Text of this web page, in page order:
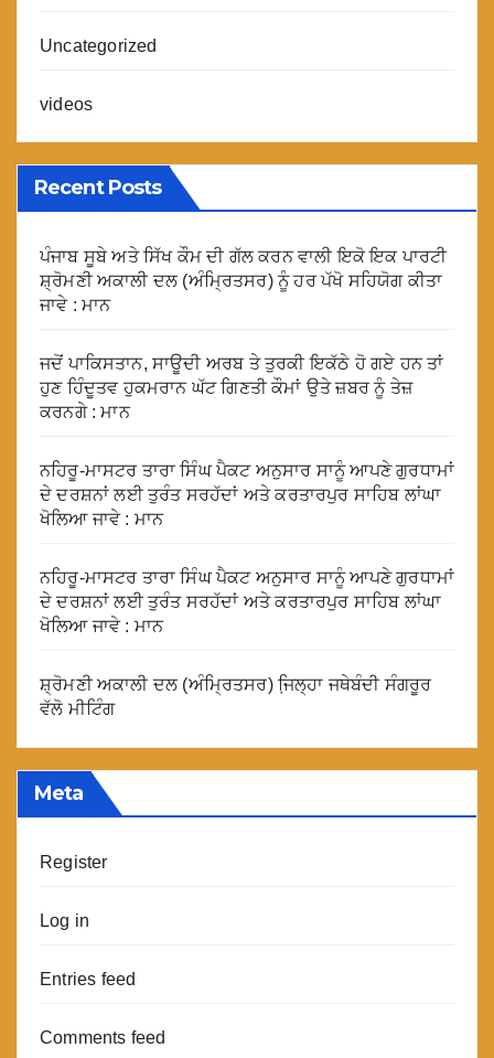
Uncategorized
videos
Recent Posts
ਪੰਜਾਬ ਸੂਬੇ ਅਤੇ ਸਿੱਖ ਕੌਮ ਦੀ ਗੱਲ ਕਰਨ ਵਾਲੀ ਇਕੋ ਇਕ ਪਾਰਟੀ
ਸ਼੍ਰੋਮਣੀ ਅਕਾਲੀ ਦਲ (ਅੰਮ੍ਰਿਤਸਰ) ਨੂੰ ਹਰ ਪੱਖੋ ਸਹਿਯੋਗ ਕੀਤਾ
ਜਾਵੇ : ਮਾਨ
ਜਦੋਂ ਪਾਕਿਸਤਾਨ, ਸਾਊਦੀ ਅਰਬ ਤੇ ਤੁਰਕੀ ਇਕੱਠੇ ਹੋ ਗਏ ਹਨ ਤਾਂ
ਹੁਣ ਹਿੰਦੂਤਵ ਹੁਕਮਰਾਨ ਘੱਟ ਗਿਣਤੀ ਕੌਮਾਂ ਉਤੇ ਜ਼ਬਰ ਨੂੰ ਤੇਜ਼
ਕਰਨਗੇ : ਮਾਨ
ਨਹਿਰੂ-ਮਾਸਟਰ ਤਾਰਾ ਸਿੰਘ ਪੈਕਟ ਅਨੁਸਾਰ ਸਾਨੂੰ ਆਪਣੇ ਗੁਰਧਾਮਾਂ
ਦੇ ਦਰਸ਼ਨਾਂ ਲਈ ਤੁਰੰਤ ਸਰਹੱਦਾਂ ਅਤੇ ਕਰਤਾਰਪੁਰ ਸਾਹਿਬ ਲਾਂਘਾ
ਖੋਲਿਆ ਜਾਵੇ : ਮਾਨ
ਨਹਿਰੂ-ਮਾਸਟਰ ਤਾਰਾ ਸਿੰਘ ਪੈਕਟ ਅਨੁਸਾਰ ਸਾਨੂੰ ਆਪਣੇ ਗੁਰਧਾਮਾਂ
ਦੇ ਦਰਸ਼ਨਾਂ ਲਈ ਤੁਰੰਤ ਸਰਹੱਦਾਂ ਅਤੇ ਕਰਤਾਰਪੁਰ ਸਾਹਿਬ ਲਾਂਘਾ
ਖੋਲਿਆ ਜਾਵੇ : ਮਾਨ
ਸ਼੍ਰੋਮਣੀ ਅਕਾਲੀ ਦਲ (ਅੰਮ੍ਰਿਤਸਰ) ਜਿ਼ਲ੍ਹਾ ਜਥੇਬੰਦੀ ਸੰਗਰੂਰ
ਵੱਲੋ ਮੀਟਿੰਗ
Meta
Register
Log in
Entries feed
Comments feed